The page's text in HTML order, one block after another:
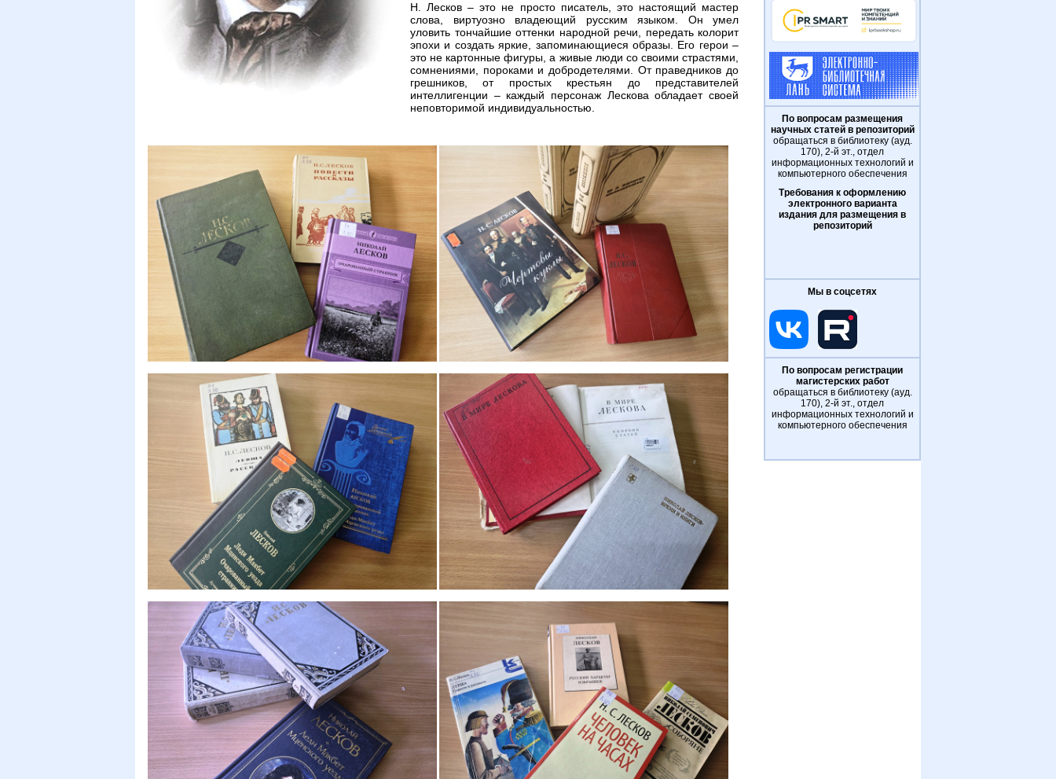
Н. Лесков – это не просто писатель, это настоящий мастер
слова, виртуозно владеющий русским языком. Он умел
уловить тончайшие оттенки народной речи, передать колорит
эпохи и создать яркие, запоминающиеся образы. Его герои –
это не картонные фигуры, а живые люди со своими страстями,
сомнениями, пороками и добродетелями. От праведников до
грешников, от простых крестьян до представителей
интеллигенции – каждый персонаж Лескова обладает своей
неповторимой индивидуальностью.
По вопросам размещения
научных статей в репозиторий
обращаться в библиотеку (ауд.
170), 2-й эт., отдел
информационных технологий и
компьютерного обеспечения
Требования к оформлению
электронного варианта
издания для размещения в
репозиторий
Мы в соцсетях
По вопросам регистрации
магистерских работ
обращаться в библиотеку (ауд.
170), 2-й эт., отдел
информационных технологий и
компьютерного обеспечения